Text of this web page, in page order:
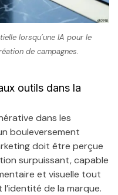
lorsqu’une IA pour le
de campagnes.
outils dans la
dans les
bouleversement
doit être perçue
surpuissant, capable
et visuelle tout
de la marque.